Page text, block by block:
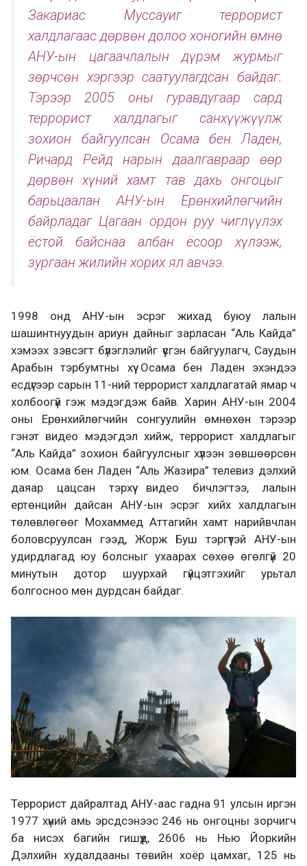
Закариас Муссауиг террорист
халдлагаас дөрвөн долоо хоногийн өмнө
АНУ-ын цагаачлалын дүрэм журмыг
зөрчсөн хэргээр саатуулагдсан байдаг.
Тэрээр 2005 оны гуравдугаар сард
террорист халдлагыг санхүүжүүлж
зохион байгуулсан Осама бен Ладен,
Ричард Рейд нарын даалгавраар өөр
дөрвөн хүний хамт тав дахь онгоцыг
барьцаалан АНУ-ын Ерөнхийлөгчийн
байрладаг Цагаан ордон руу чиглүүлэх
ёстой байснаа албан ёсоор хүлээж,
зургаан жилийн хорих ял авчээ.
1998 онд АНУ-ын эсрэг жихад буюу лалын
шашинтнуудын ариун дайныг зарласан “Аль Кайда”
хэмээх зэвсэгт бүлэглэлийг үүсгэн байгуулагч, Саудын
Арабын тэрбумтны хүү Осама бен Ладен эхэндээ
есдүгээр сарын 11-ний террорист халдлагатай ямар ч
холбоогүй гэж мэдэгдэж байв. Харин АНУ-ын 2004
оны Ерөнхийлөгчийн сонгуулийн өмнөхөн тэрээр
гэнэт видео мэдэгдэл хийж, террорист халдлагыг
“Аль Кайда” зохион байгуулсныг хүлээн зөвшөөрсөн
юм. Осама бен Ладен “Аль Жазира” телевиз дэлхий
даяар цацсан тэрхүү видео бичлэгтээ, лалын
ертөнцийн дайсан АНУ-ын эсрэг хийх халдлагын
төлөвлөгөөг Мохаммед Аттагийн хамт нарийвчлан
боловсруулсан гээд, Жорж Буш тэргүүтэй АНУ-ын
удирдлагад юу болсныг ухаарах сөхөө өгөлгүй 20
минутын дотор шуурхай гүйцэтгэхийг урьтал
болгосноо мөн дурдсан байдаг.
Террорист дайралтад АНУ-аас гадна 91 улсын иргэн
1977 хүний амь эрсдсэнээс 246 нь онгоцны зорчигч
ба нисэх багийн гишүүд, 2606 нь Нью Йоркийн
Дэлхийн худалдааны төвийн хоёр цамхаг, 125 нь